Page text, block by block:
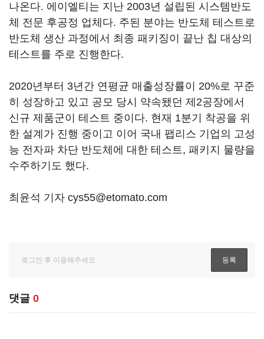
나온다. 에이엘티는 지난 2003년 설립된 시스템반도
체 전문 후공정 업체다. 주된 분야는 반도체 테스트로
반도체 생산 과정에서 최종 패키징이 끝난 칩 대상의
테스트를 주로 진행한다.
2020년부터 3년간 연평균 매출성장률이 20%로 꾸준
히 성장하고 있고 공모 당시 약속됐던 제2공장에서
신규 제품군이 테스트 중이다. 현재 1분기 착공을 위
한 설계가 진행 중이고 이어 국내 팹리스 기업의 고성
능 전자파 차단 반도체에 대한 테스트, 패키지 물량을
수주하기도 했다.
최윤석 기자 cys55@etomato.com
댓글 0